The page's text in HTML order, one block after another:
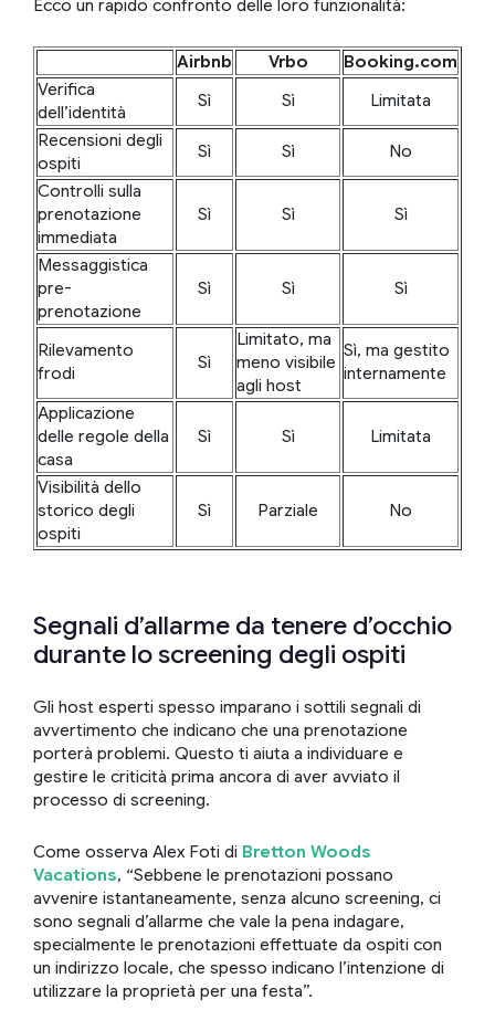
Ecco un rapido confronto delle loro funzionalità:
Airbnb Vrbo
Booking.com
Verifica
dell’identità
Sì Sì
Limitata
Recensioni degli
ospiti
Sì Sì
No
Controlli sulla
prenotazione
immediata
Sì Sì Sì
Messaggistica
pre-
prenotazione
Sì Sì Sì
Rilevamento
frodi
Sì
Limitato, ma
meno visibile
agli host
Sì, ma gestito
internamente
Applicazione
delle regole della
casa
Sì Sì Limitata
Visibilità dello
storico degli
ospiti
Sì Parziale No
Segnali d’allarme da tenere d’occhio
durante lo screening degli ospiti
Gli host esperti spesso imparano i sottili segnali di
avvertimento che indicano che una prenotazione
porterà problemi. Questo ti aiuta a individuare e
gestire le criticità prima ancora di aver avviato il
processo di screening.
Come osserva Alex Foti di Bretton Woods
Vacations, “Sebbene le prenotazioni possano
avvenire istantaneamente, senza alcuno screening, ci
sono segnali d’allarme che vale la pena indagare,
specialmente le prenotazioni effettuate da ospiti con
un indirizzo locale, che spesso indicano l’intenzione di
utilizzare la proprietà per una festa”.